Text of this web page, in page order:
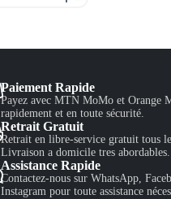
Paiement Rapide
Payez avec MTN MoMo et Orange
rapidement et en toute sécurité.
Retrait Gratuit
Retrait en libre-service gratuit tous
Livraison a domicile tres abordables.
Assistance Rapide
Contactez-nous sur WhatsApp,
Instagram pour toute assistance